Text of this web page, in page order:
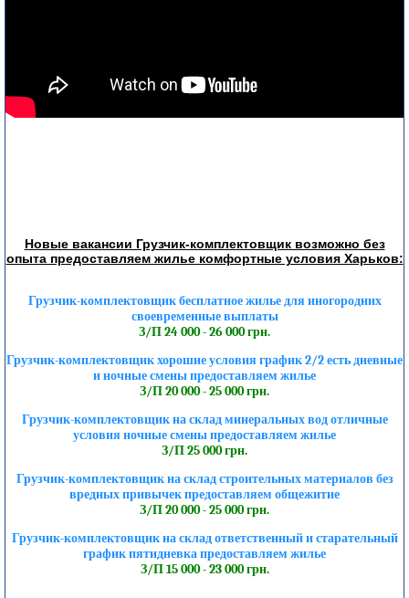
Новые вакансии Грузчик-комплектовщик возможно без
опыта предоставляем жилье комфортные условия Харьков:
Грузчик-комплектовщик бесплатное жилье для иногородних
своевременные выплаты
З/П 24 000 - 26 000 грн.
Грузчик-комплектовщик хорошие условия график 2/2 есть дневные
и ночные смены предоставляем жилье
З/П 20 000 - 25 000 грн.
Грузчик-комплектовщик на склад минеральных вод отличные
условия ночные смены предоставляем жилье
З/П 25 000 грн.
Грузчик-комплектовщик на склад строительных материалов без
вредных привычек предоставляем общежитие
З/П 20 000 - 25 000 грн.
Грузчик-комплектовщик на склад ответственный и старательный
график пятидневка предоставляем жилье
З/П 15 000 - 23 000 грн.